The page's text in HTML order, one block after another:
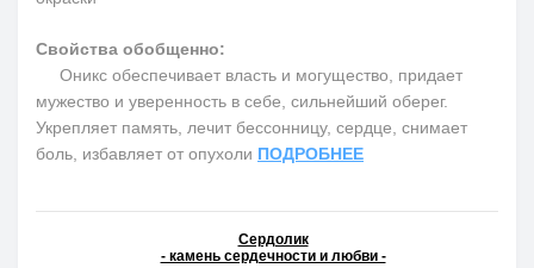
Свойства обобщенно:
Оникс обеспечивает власть и могущество, придает
мужество и уверенность в себе, сильнейший оберег.
Укрепляет память, лечит бессонницу, сердце, снимает
боль, избавляет от опухоли ПОДРОБНЕЕ
Сердолик
- камень сердечности и любви -